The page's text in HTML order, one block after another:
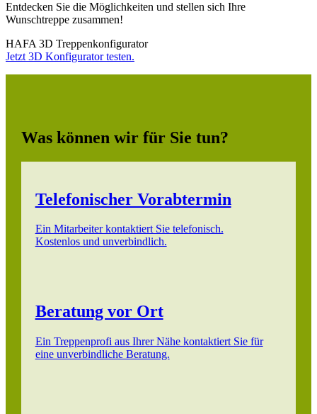
Entdecken Sie die Möglichkeiten und stellen sich Ihre
Wunschtreppe zusammen!
HAFA 3D Treppenkonfigurator
Jetzt 3D Konfigurator testen.
Was können wir für Sie tun?
Telefonischer Vorabtermin
Ein Mitarbeiter kontaktiert Sie telefonisch.
Kostenlos und unverbindlich.
Beratung vor Ort
Ein Treppenprofi aus Ihrer Nähe kontaktiert Sie für
eine unverbindliche Beratung.